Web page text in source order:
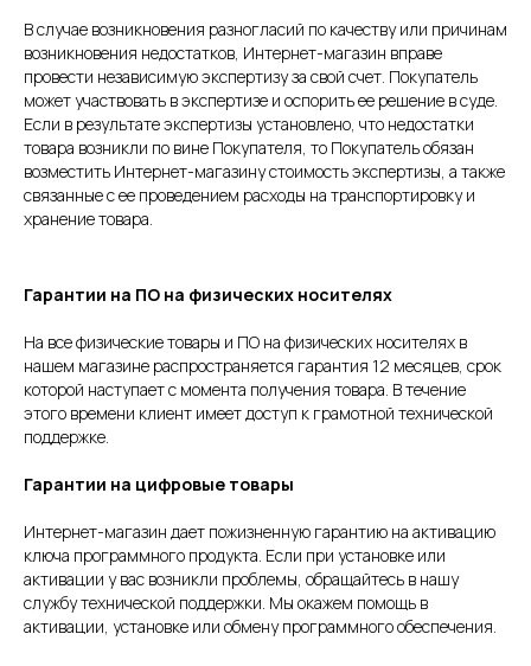
В случае возникновения разногласий по качеству или причинам
возникновения недостатков, Интернет-магазин вправе
провести независимую экспертизу за свой счет. Покупатель
может участвовать в экспертизе и оспорить ее решение в суде.
Если в результате экспертизы установлено, что недостатки
товара возникли по вине Покупателя, то Покупатель обязан
возместить Интернет-магазину стоимость экспертизы, а также
связанные с ее проведением расходы на транспортировку и
хранение товара.
Гарантии на ПО на физических носителях
На все физические товары и ПО на физических носителях в
нашем магазине распространяется гарантия 12 месяцев, срок
которой наступает с момента получения товара. В течение
этого времени клиент имеет доступ к грамотной технической
поддержке.
Гарантии на цифровые товары
Интернет-магазин дает пожизненную гарантию на активацию
ключа программного продукта. Если при установке или
активации у вас возникли проблемы, обращайтесь в нашу
службу технической поддержки. Мы окажем помощь в
активации, установке или обмену программного обеспечения.